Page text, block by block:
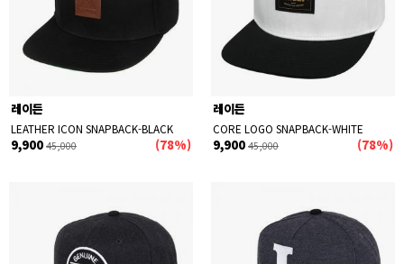
레이든
LEATHER ICON SNAPBACK-BLACK
9,900 45,000 (78%)
레이든
CORE LOGO SNAPBACK-WHITE
9,900 45,000 (78%)